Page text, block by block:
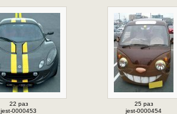
22 раз
jest-0000453
25 раз
jest-0000454